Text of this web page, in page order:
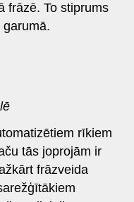
frāzē. To stiprums
rīkiem
tās joprojām ir
frāzveida